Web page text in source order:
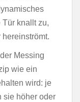
Tür knallt zu,
Messing
wie ein
wird: je
sie höher oder